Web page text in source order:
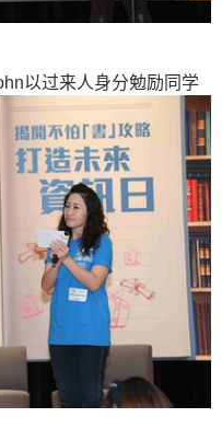
以过来人身分勉励同学